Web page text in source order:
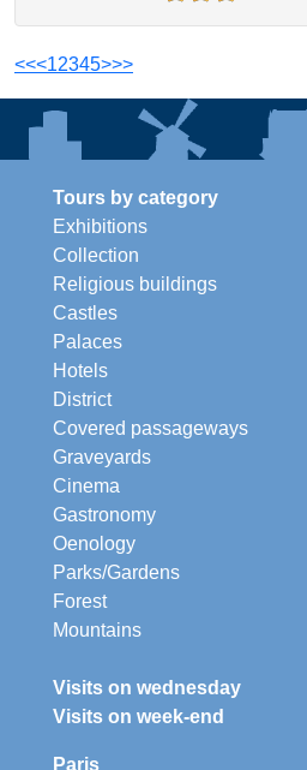
<<<12345>>>
Tours by category
Exhibitions
Collection
Religious buildings
Castles
Palaces
Hotels
District
Covered passageways
Graveyards
Cinema
Gastronomy
Oenology
Parks/Gardens
Forest
Mountains
Visits on wednesday
Visits on week-end
Paris